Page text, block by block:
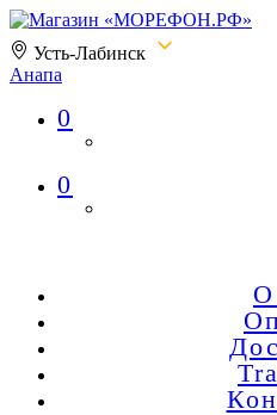
Усть-Лабинск
Анапа
Магазин «МОРЕФОН.РФ»
0
0
О